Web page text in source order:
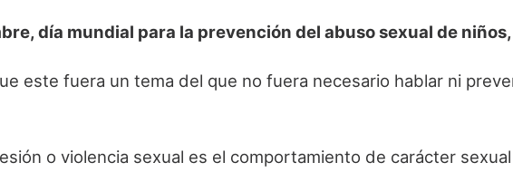
día mundial para la prevención del abuso sexual de
este fuera un tema del que no fuera necesario hablar ni
o violencia sexual es el comportamiento de carácter